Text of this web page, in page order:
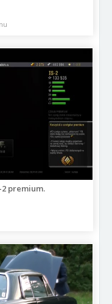
premium.